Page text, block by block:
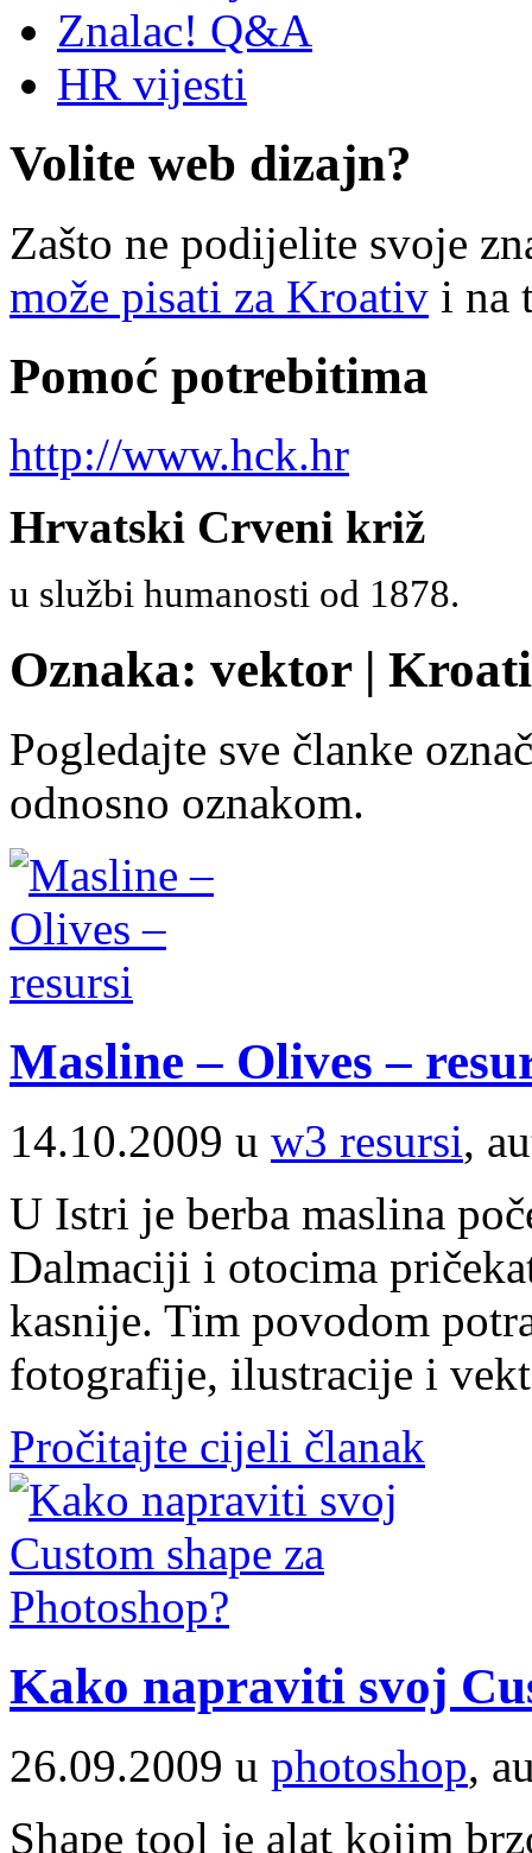
Znalac! Q&A
HR vijesti
Volite web dizajn?
Zašto ne podijelite svoje
može pisati za Kroativ i na
Pomoć potrebitima
http://www.hck.hr
Hrvatski Crveni križ
u službi humanosti od 1878.
Oznaka: vektor |
Pogledajte sve članke
odnosno oznakom.
Masline – Olives –
14.10.2009 u w3 resursi,
U Istri je berba maslina
Dalmaciji i otocima
kasnije. Tim povodom
fotografije, ilustracije i
Pročitajte cijeli članak
Kako napraviti svoj
26.09.2009 u photoshop,
Shape tool je alat kojim